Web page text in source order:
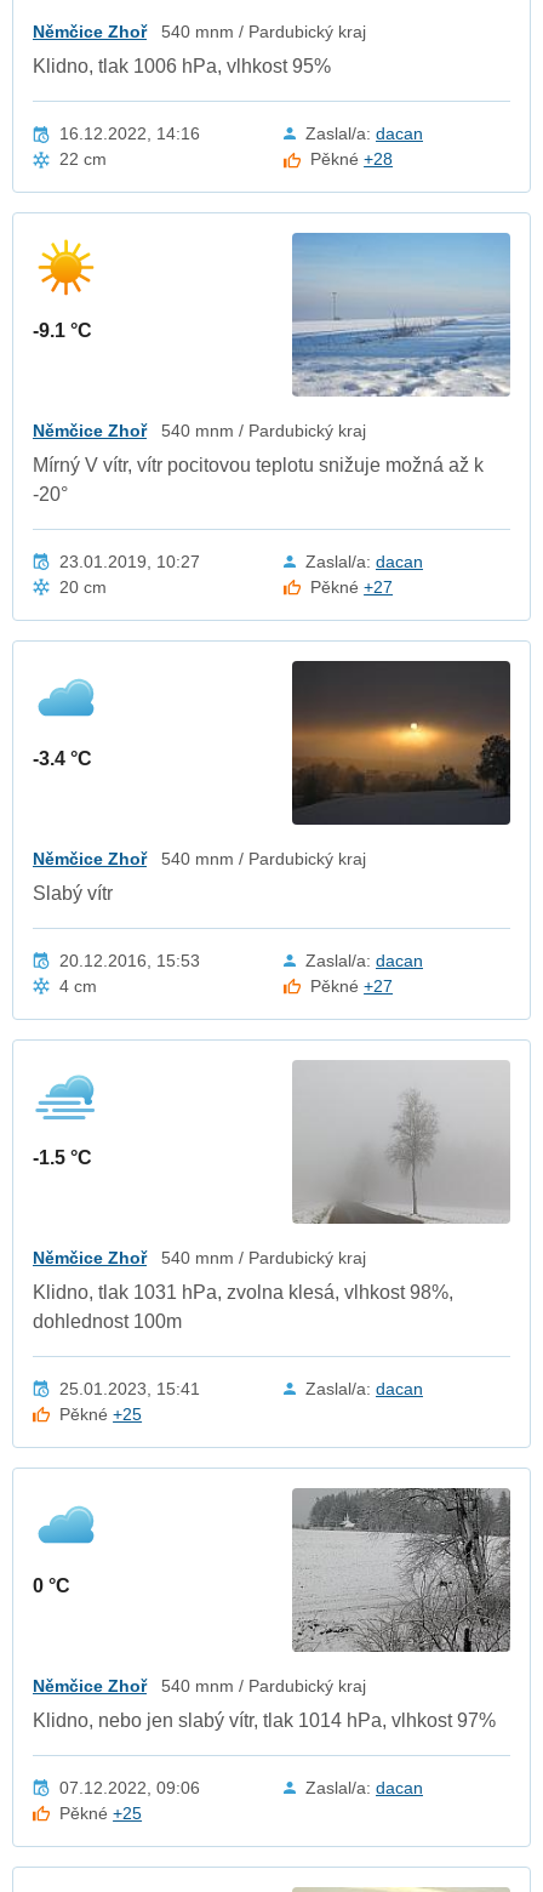
Němčice Zhoř 540 mnm / Pardubický kraj
Klidno, tlak 1006 hPa, vlhkost 95%
16.12.2022, 14:16 Zaslal/a: dacan
22 cm
Pěkné+28
-9.1 °C
Němčice Zhoř 540 mnm / Pardubický kraj
Mírný V vítr, vítr pocitovou teplotu snižuje možná až k
-20°
23.01.2019, 10:27 Zaslal/a: dacan
20 cm
Pěkné+27
-3.4 °C
Němčice Zhoř 540 mnm / Pardubický kraj
Slabý vítr
20.12.2016, 15:53 Zaslal/a: dacan
4 cm
Pěkné+27
-1.5 °C
Němčice Zhoř 540 mnm / Pardubický kraj
Klidno, tlak 1031 hPa, zvolna klesá, vlhkost 98%,
dohlednost 100m
25.01.2023, 15:41 Zaslal/a: dacan
Pěkné+25
0 °C
Němčice Zhoř 540 mnm / Pardubický kraj
Klidno, nebo jen slabý vítr, tlak 1014 hPa, vlhkost 97%
07.12.2022, 09:06 Zaslal/a: dacan
Pěkné+25